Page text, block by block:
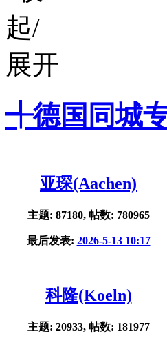
╃德国同城
亚琛(Aachen)
主题: 87180, 帖数: 780965
最后发表: 2026-5-13 10:17
科隆(Koeln)
主题: 20933, 帖数: 181977